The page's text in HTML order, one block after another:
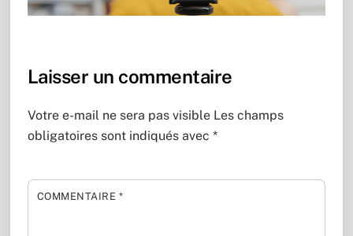
Laisser un commentaire
Votre e-mail ne sera pas visible Les champs
obligatoires sont indiqués avec *
COMMENTAIRE *